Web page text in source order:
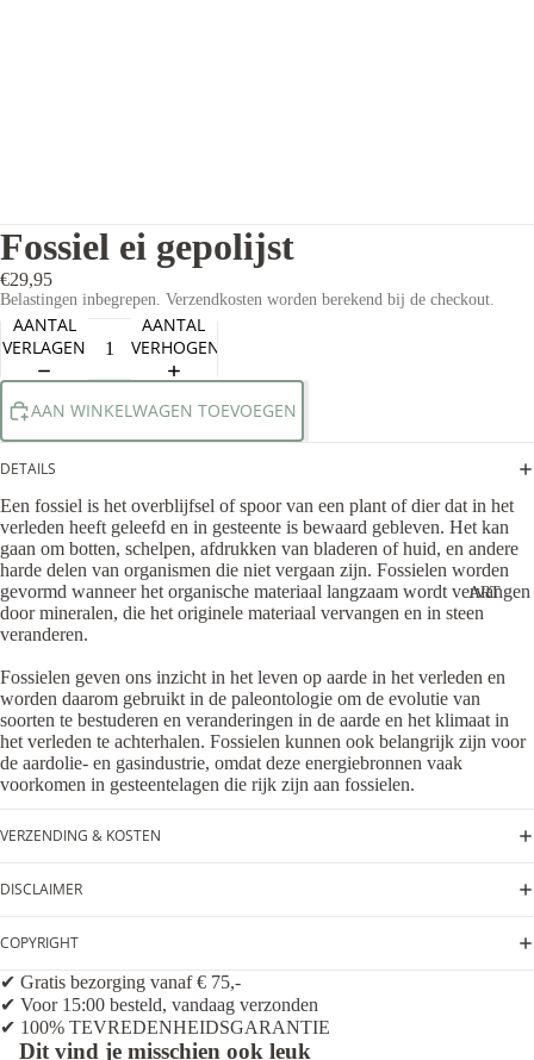
ART
Fossiel ei gepolijst
€29,95
Belastingen inbegrepen. Verzendkosten worden berekend bij de checkout.
AANTAL
VERLAGEN
AANTAL
VERHOGEN
AAN WINKELWAGEN TOEVOEGEN
DETAILS
Een fossiel is het overblijfsel of spoor van een plant of dier dat in het
verleden heeft geleefd en in gesteente is bewaard gebleven. Het kan
gaan om botten, schelpen, afdrukken van bladeren of huid, en andere
harde delen van organismen die niet vergaan zijn. Fossielen worden
gevormd wanneer het organische materiaal langzaam wordt vervangen
door mineralen, die het originele materiaal vervangen en in steen
veranderen.
Fossielen geven ons inzicht in het leven op aarde in het verleden en
worden daarom gebruikt in de paleontologie om de evolutie van
soorten te bestuderen en veranderingen in de aarde en het klimaat in
het verleden te achterhalen. Fossielen kunnen ook belangrijk zijn voor
de aardolie- en gasindustrie, omdat deze energiebronnen vaak
voorkomen in gesteentelagen die rijk zijn aan fossielen.
VERZENDING & KOSTEN
DISCLAIMER
COPYRIGHT
✔ Gratis bezorging vanaf € 75,-
✔ Voor 15:00 besteld, vandaag verzonden
✔ 100% TEVREDENHEIDSGARANTIE
Dit vind je misschien ook leuk